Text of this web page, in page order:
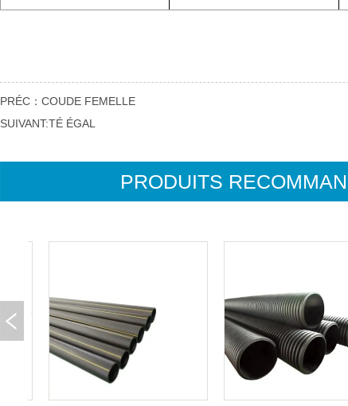
PRÉC： COUDE FEMELLE
SUIVANT:TÉ ÉGAL
PRODUITS